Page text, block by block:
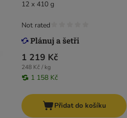
12 x 410 g
1 219 Kč
248 Kč / kg
1 158 Kč
Not rated
Přidat do košíku